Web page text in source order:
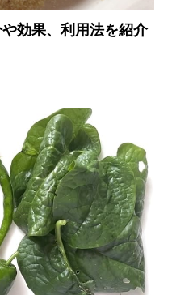
効果、利用法を紹介